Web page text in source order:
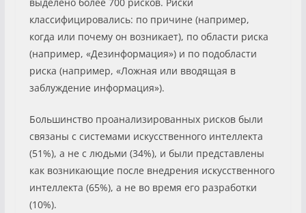
классифицировались: по причине (например,
когда или почему он возникает), по области риска
(например, «Дезинформация») и по подобласти
риска (например, «Ложная или вводящая в
заблуждение информация»).
Большинство проанализированных рисков были
связаны с системами искусственного интеллекта
(51%), а не с людьми (34%), и были представлены
как возникающие после внедрения искусственного
интеллекта (65%), а не во время его разработки
(10%).